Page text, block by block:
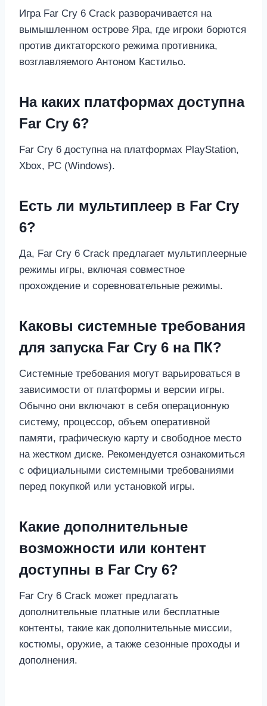
Игра Far Cry 6 Crack разворачивается на
вымышленном острове Яра, где игроки борются
против диктаторского режима противника,
возглавляемого Антоном Кастильо.
На каких платформах доступна
Far Cry 6?
Far Cry 6 доступна на платформах PlayStation,
Xbox, PC (Windows).
Есть ли мультиплеер в Far Cry
6?
Да, Far Cry 6 Crack предлагает мультиплеерные
режимы игры, включая совместное
прохождение и соревновательные режимы.
Каковы системные требования
для запуска Far Cry 6 на ПК?
Системные требования могут варьироваться в
зависимости от платформы и версии игры.
Обычно они включают в себя операционную
систему, процессор, объем оперативной
памяти, графическую карту и свободное место
на жестком диске. Рекомендуется ознакомиться
с официальными системными требованиями
перед покупкой или установкой игры.
Какие дополнительные
возможности или контент
доступны в Far Cry 6?
Far Cry 6 Crack может предлагать
дополнительные платные или бесплатные
контенты, такие как дополнительные миссии,
костюмы, оружие, а также сезонные проходы и
дополнения.